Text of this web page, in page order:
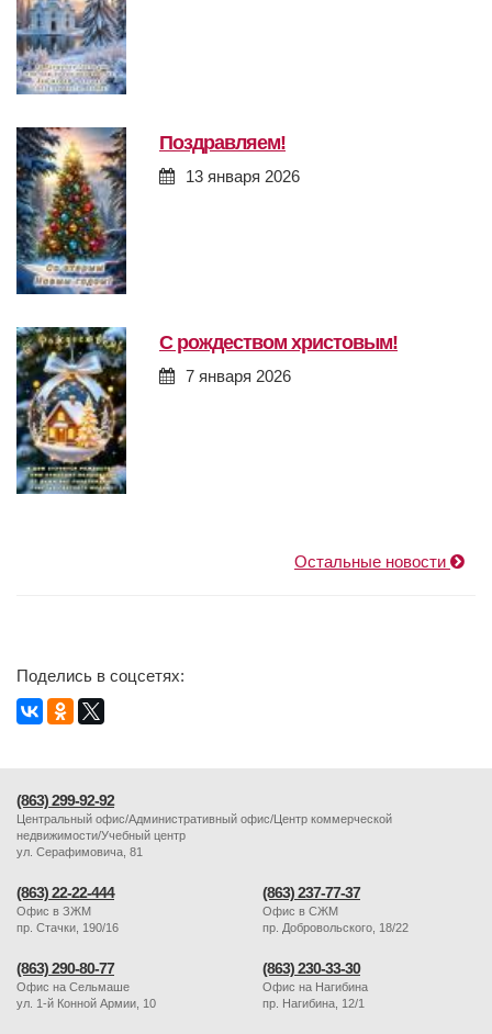
поздравляем!
13 января 2026
с рождеством христовым!
7 января 2026
Остальные новости
Поделись в соцсетях:
(863) 299-92-92
Центральный офис/Административный офис/Центр коммерческой
недвижимости/Учебный центр
ул. Серафимовича, 81
(863) 22-22-444
Офис в ЗЖМ
пр. Стачки, 190/16
(863) 237-77-37
Офис в СЖМ
пр. Добровольского, 18/22
(863) 290-80-77
Офис на Сельмаше
ул. 1-й Конной Армии, 10
(863) 230-33-30
Офис на Нагибина
пр. Нагибина, 12/1